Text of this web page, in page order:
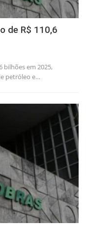
de R$ 110,6
bilhões em 2025,
petróleo e…